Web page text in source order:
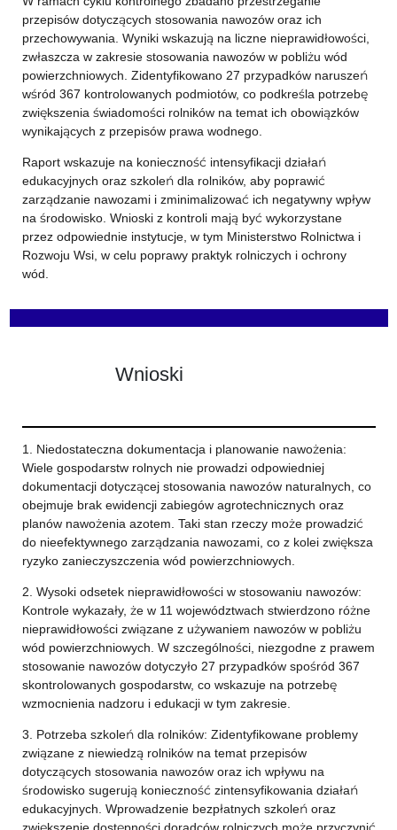
przepisów dotyczących stosowania nawozów oraz ich
przechowywania. Wyniki wskazują na liczne nieprawidłowości,
zwłaszcza w zakresie stosowania nawozów w pobliżu wód
powierzchniowych. Zidentyfikowano 27 przypadków naruszeń
wśród 367 kontrolowanych podmiotów, co podkreśla potrzebę
zwiększenia świadomości rolników na temat ich obowiązków
wynikających z przepisów prawa wodnego.
Raport wskazuje na konieczność intensyfikacji działań
edukacyjnych oraz szkoleń dla rolników, aby poprawić
zarządzanie nawozami i zminimalizować ich negatywny wpływ
na środowisko. Wnioski z kontroli mają być wykorzystane
przez odpowiednie instytucje, w tym Ministerstwo Rolnictwa i
Rozwoju Wsi, w celu poprawy praktyk rolniczych i ochrony
wód.
Wnioski
1. Niedostateczna dokumentacja i planowanie nawożenia:
Wiele gospodarstw rolnych nie prowadzi odpowiedniej
dokumentacji dotyczącej stosowania nawozów naturalnych, co
obejmuje brak ewidencji zabiegów agrotechnicznych oraz
planów nawożenia azotem. Taki stan rzeczy może prowadzić
do nieefektywnego zarządzania nawozami, co z kolei zwiększa
ryzyko zanieczyszczenia wód powierzchniowych.
2. Wysoki odsetek nieprawidłowości w stosowaniu nawozów:
Kontrole wykazały, że w 11 województwach stwierdzono różne
nieprawidłowości związane z używaniem nawozów w pobliżu
wód powierzchniowych. W szczególności, niezgodne z prawem
stosowanie nawozów dotyczyło 27 przypadków spośród 367
skontrolowanych gospodarstw, co wskazuje na potrzebę
wzmocnienia nadzoru i edukacji w tym zakresie.
3. Potrzeba szkoleń dla rolników: Zidentyfikowane problemy
związane z niewiedzą rolników na temat przepisów
dotyczących stosowania nawozów oraz ich wpływu na
środowisko sugerują konieczność zintensyfikowania działań
edukacyjnych. Wprowadzenie bezpłatnych szkoleń oraz